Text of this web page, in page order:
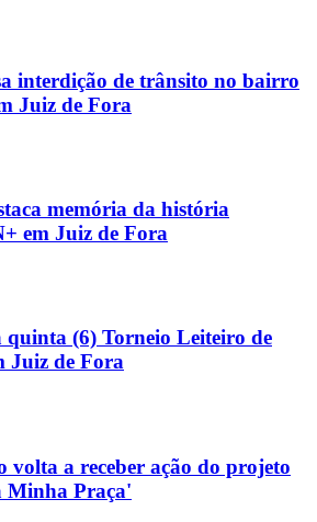
interdição de trânsito no bairro
Juiz de Fora
memória da história
em Juiz de Fora
quinta (6) Torneio Leiteiro de
Juiz de Fora
volta a receber ação do projeto
Minha Praça'